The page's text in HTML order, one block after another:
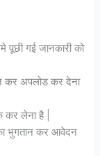
पूछी गई जानकारी को
कर अपलोड कर देना
लेना है |
भुगतान कर आवेदन